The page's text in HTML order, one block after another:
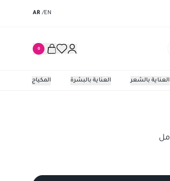
EN
/
AR
0
المكياج العناية بالبشرة العناية بالشعر